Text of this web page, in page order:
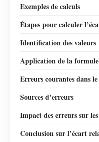
Exemples de calculs
Étapes pour calculer
Identification des valeurs
Application de la formule
Erreurs courantes dans
Sources d’erreurs
Impact des erreurs sur
Conclusion sur l’écart